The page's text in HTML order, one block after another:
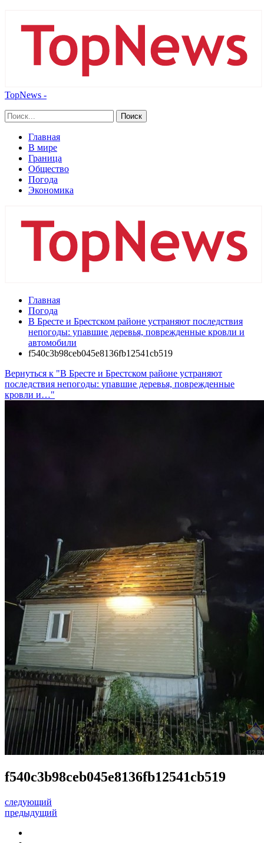
TopNews -
Главная
В мире
Граница
Общество
Погода
Экономика
Главная
Погода
В Бресте и Брестском районе устраняют последствия
непогоды: упавшие деревья, поврежденные кровли и
автомобили
f540c3b98ceb045e8136fb12541cb519
Вернуться к "В Бресте и Брестском районе устраняют
последствия непогоды: упавшие деревья, поврежденные
кровли и…"
f540c3b98ceb045e8136fb12541cb519
следующий
предыдущий